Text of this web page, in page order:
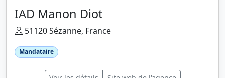
IAD Manon Diot
51120 Sézanne, France
Mandataire